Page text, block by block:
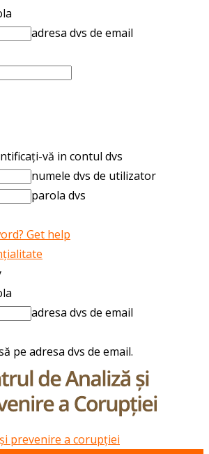
adresa dvs de email
vă in contul dvs
numele dvs de utilizator
parola dvs
Get help
adresa dvs de email
pe adresa dvs de email.
prevenire a corupției